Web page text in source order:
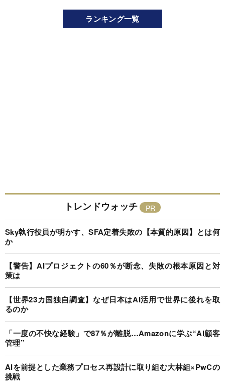
ランキング一覧
トレンドウォッチ
Sky執行役員が明かす、SFA定着失敗の【本質的原因】とは何
か
【警告】AIプロジェクトの60％が断念、失敗の根本原因と対
策は
【世界23カ国独自調査】なぜ日本はAI活用で世界に後れを取
るのか
「一度の不快な経験」で87％が離脱…Amazonに学ぶ“AI顧客
管理”
AIを前提とした業務プロセス再設計に取り組む大林組×PwCの
挑戦